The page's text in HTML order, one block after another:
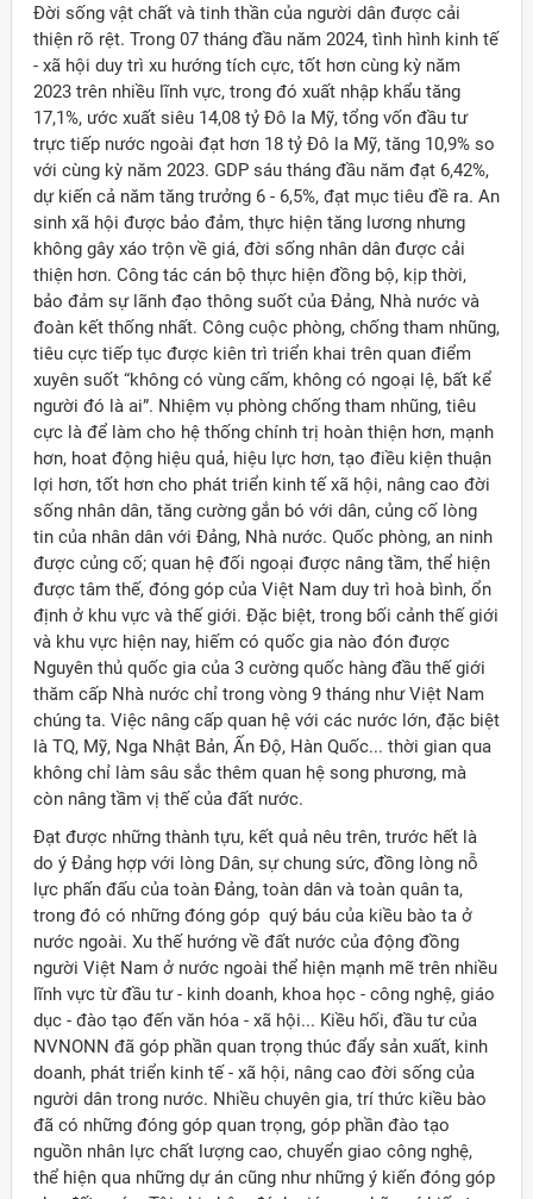
Đời sống vật chất và tinh thần của người dân được cải
thiện rõ rệt. Trong 07 tháng đầu năm 2024, tình hình kinh tế
- xã hội duy trì xu hướng tích cực, tốt hơn cùng kỳ năm
2023 trên nhiều lĩnh vực, trong đó xuất nhập khẩu tăng
17,1%, ước xuất siêu 14,08 tỷ Đô la Mỹ, tổng vốn đầu tư
trực tiếp nước ngoài đạt hơn 18 tỷ Đô la Mỹ, tăng 10,9% so
với cùng kỳ năm 2023. GDP sáu tháng đầu năm đạt 6,42%,
dự kiến cả năm tăng trưởng 6 - 6,5%, đạt mục tiêu đề ra. An
sinh xã hội được bảo đảm, thực hiện tăng lương nhưng
không gây xáo trộn về giá, đời sống nhân dân được cải
thiện hơn. Công tác cán bộ thực hiện đồng bộ, kịp thời,
bảo đảm sự lãnh đạo thông suốt của Đảng, Nhà nước và
đoàn kết thống nhất. Công cuộc phòng, chống tham nhũng,
tiêu cực tiếp tục được kiên trì triển khai trên quan điểm
xuyên suốt “không có vùng cấm, không có ngoại lệ, bất kể
người đó là ai”. Nhiệm vụ phòng chống tham nhũng, tiêu
cực là để làm cho hệ thống chính trị hoàn thiện hơn, mạnh
hơn, hoat động hiệu quả, hiệu lực hơn, tạo điều kiện thuận
lợi hơn, tốt hơn cho phát triển kinh tế xã hội, nâng cao đời
sống nhân dân, tăng cường gắn bó với dân, củng cố lòng
tin của nhân dân với Đảng, Nhà nước. Quốc phòng, an ninh
được củng cố; quan hệ đối ngoại được nâng tầm, thể hiện
được tâm thế, đóng góp của Việt Nam duy trì hoà bình, ổn
định ở khu vực và thế giới. Đặc biệt, trong bối cảnh thế giới
và khu vực hiện nay, hiếm có quốc gia nào đón được
Nguyên thủ quốc gia của 3 cường quốc hàng đầu thế giới
thăm cấp Nhà nước chỉ trong vòng 9 tháng như Việt Nam
chúng ta. Việc nâng cấp quan hệ với các nước lớn, đặc biệt
là TQ, Mỹ, Nga Nhật Bản, Ấn Độ, Hàn Quốc... thời gian qua
không chỉ làm sâu sắc thêm quan hệ song phương, mà
còn nâng tầm vị thế của đất nước.
Đạt được những thành tựu, kết quả nêu trên, trước hết là
do ý Đảng hợp với lòng Dân, sự chung sức, đồng lòng nỗ
lực phấn đấu của toàn Đảng, toàn dân và toàn quân ta,
trong đó có những đóng góp quý báu của kiều bào ta ở
nước ngoài. Xu thế hướng về đất nước của động đồng
người Việt Nam ở nước ngoài thể hiện mạnh mẽ trên nhiều
lĩnh vực từ đầu tư - kinh doanh, khoa học - công nghệ, giáo
dục - đào tạo đến văn hóa - xã hội... Kiều hối, đầu tư của
NVNONN đã góp phần quan trọng thúc đẩy sản xuất, kinh
doanh, phát triển kinh tế - xã hội, nâng cao đời sống của
người dân trong nước. Nhiều chuyên gia, trí thức kiều bào
đã có những đóng góp quan trọng, góp phần đào tạo
nguồn nhân lực chất lượng cao, chuyển giao công nghệ,
thể hiện qua những dự án cũng như những ý kiến đóng góp